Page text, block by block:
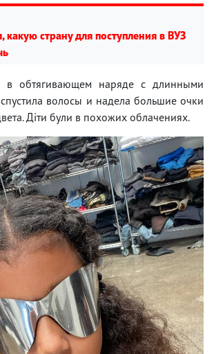
какую страну для поступления в ВУЗ
в обтягивающем наряде с длинными
волосы и надела большие очки
Діти були в похожих облачениях.